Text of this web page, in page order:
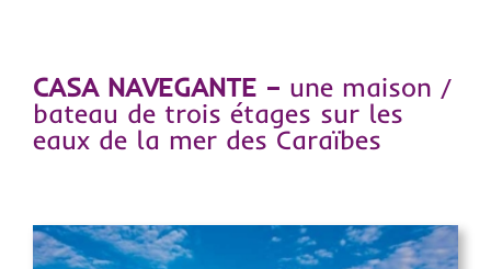
CASA NAVEGANTE – une maison /
bateau de trois étages sur les
eaux de la mer des Caraïbes